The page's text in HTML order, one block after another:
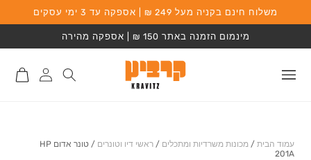
המשך לתוכן
משלוח חינם בקניה מעל 249 ₪ | אספקה עד 3 ימי עסקים
מינמום הזמנה באתר 150 ₪ | אספקה מהירה
התחברות
לאתר
סל
קניות
עמוד הבית / מכונות משרדיות ומתכלים / ראשי דיו וטונרים /
טונר אדום HP
201A